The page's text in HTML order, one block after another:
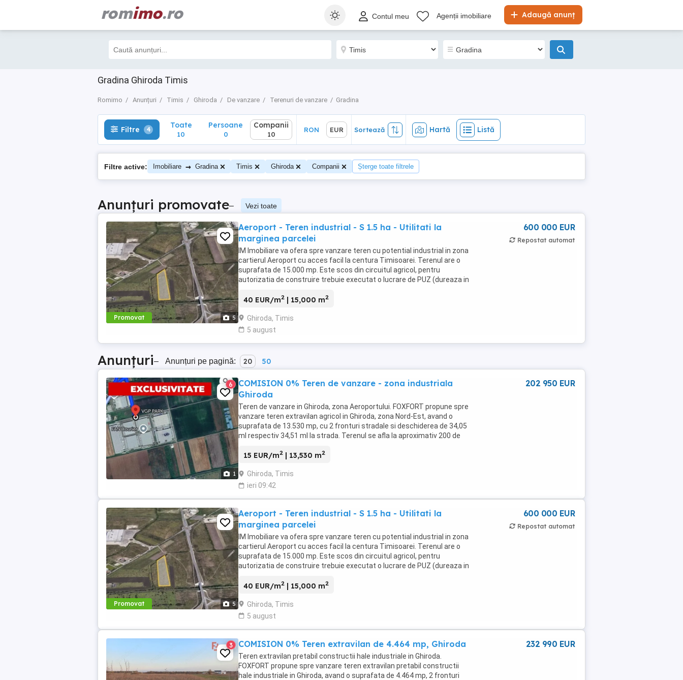
romimo.ro Adaugă anunț
Contul meu Agenții imobiliare
Gradina Ghiroda Timis
Romimo Anunțuri Timis Ghiroda De vanzare Terenuri de vanzare Gradina
Filtre 4 Toate
10
EUR Sortează Hartă Listă
Filtre 4 Toate
10
Persoane
0
Companii
10
RON EUR Sortează Hartă Listă
Filtre active: Imobiliare → Gradina Timis Ghiroda Companii Șterge toate filtrele
Anunțuri promovate– Vezi toate
Promovat 5
Aeroport - Teren industrial - S 1.5 ha - Utilitati la
marginea parcelei
IM Imobiliare va ofera spre vanzare teren cu potential industrial in zona
cartierul Aeroport cu acces facil la centura Timisoarei. Terenul are o
suprafata de 15.000 mp. Este scos din circuitul agricol, pentru
autorizatia de construire trebuie executat o lucrare de PUZ (dureaza in
40 EUR/m2 | 15,000 m2
Ghiroda, Timis
5 august
600 000 EUR
Repostat automat
Anunțuri– Anunțuri pe pagină: 20 50
1
6
COMISION 0% Teren de vanzare - zona industriala
Ghiroda
Teren de vanzare in Ghiroda, zona Aeroportului. FOXFORT propune spre
vanzare teren extravilan agricol in Ghiroda, zona Nord-Est, avand o
suprafata de 13.530 mp, cu 2 fronturi stradale si deschiderea de 34,05
ml respectiv 34,51 ml la strada. Terenul se afla la aproximativ 200 de
15 EUR/m2 | 13,530 m2
Ghiroda, Timis
ieri 09:42
202 950 EUR
Promovat 5
Aeroport - Teren industrial - S 1.5 ha - Utilitati la
marginea parcelei
IM Imobiliare va ofera spre vanzare teren cu potential industrial in zona
cartierul Aeroport cu acces facil la centura Timisoarei. Terenul are o
suprafata de 15.000 mp. Este scos din circuitul agricol, pentru
autorizatia de construire trebuie executat o lucrare de PUZ (dureaza in
40 EUR/m2 | 15,000 m2
Ghiroda, Timis
5 august
600 000 EUR
Repostat automat
3 COMISION 0% Teren extravilan de 4.464 mp, Ghiroda
Teren extravilan pretabil constructii hale industriale in Ghiroda.
FOXFORT propune spre vanzare teren extravilan pretabil constructii
hale industriale in Ghiroda, avand o suprafata de 4.464 mp, 2 fronturi
232 990 EUR